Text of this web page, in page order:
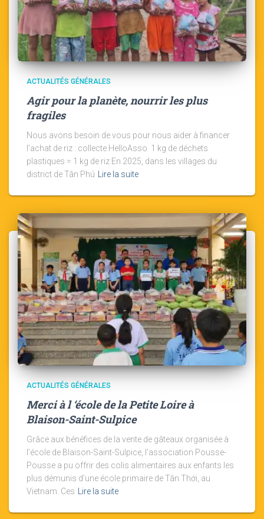
ACTUALITÉS GÉNÉRALES
Agir pour la planète, nourrir les plus
fragiles
Nous avons besoin de vous pour nous aider à financer
l’achat de riz : collecte HelloAsso 1 kg de déchets
plastiques = 1 kg de riz En 2025, dans les villages du
district de Tân Phú Lire la suite
ACTUALITÉS GÉNÉRALES
Merci à l ‘école de la Petite Loire à
Blaison-Saint-Sulpice
Grâce aux bénéfices de la vente de gâteaux organisée à
l’école de Blaison-Saint-Sulpice, l’association Pousse-
Pousse a pu offrir des colis alimentaires aux enfants les
plus démunis d’une école primaire de Tân Thới, au
Vietnam. Ces
Lire la suite